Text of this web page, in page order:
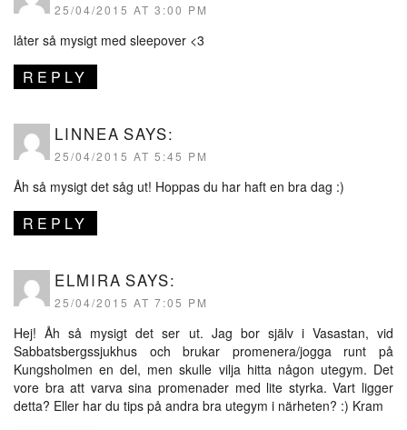
25/04/2015 AT 3:00 PM
låter så mysigt med sleepover <3
REPLY
LINNEA SAYS:
25/04/2015 AT 5:45 PM
Åh så mysigt det såg ut! Hoppas du har haft en bra dag :)
REPLY
ELMIRA SAYS:
25/04/2015 AT 7:05 PM
Hej! Åh så mysigt det ser ut. Jag bor själv i Vasastan, vid
Sabbatsbergssjukhus och brukar promenera/jogga runt på
Kungsholmen en del, men skulle vilja hitta någon utegym. Det
vore bra att varva sina promenader med lite styrka. Vart ligger
detta? Eller har du tips på andra bra utegym i närheten? :) Kram